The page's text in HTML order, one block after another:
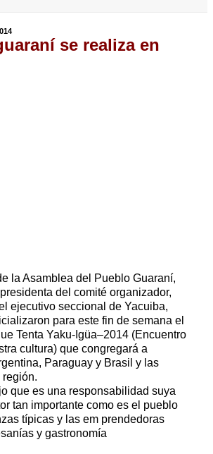
se realiza en
la Asamblea del Pueblo Guaraní,
del comité organizador,
ejecutivo seccional de Yacuiba,
para este fin de semana el
Tenta Yaku-Igüa–2014 (Encuentro
cultura) que congregará a
Paraguay y Brasil y las
que es una responsabilidad suya
tan importante como es el pueblo
típicas y las em prendedoras
y gastronomía